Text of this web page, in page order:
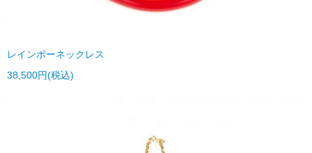
レインボーネックレス
38,500円(税込)